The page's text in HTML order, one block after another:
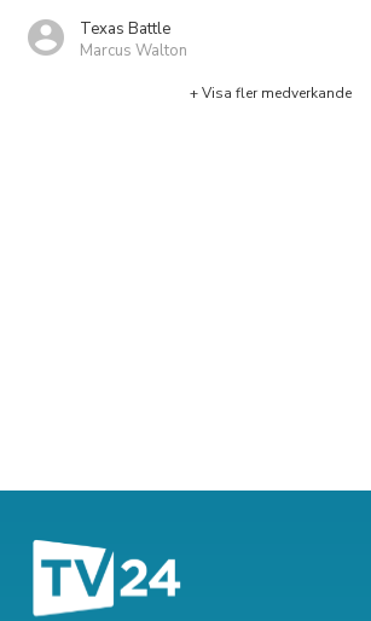
Texas Battle
Marcus Walton
+ Visa fler medverkande